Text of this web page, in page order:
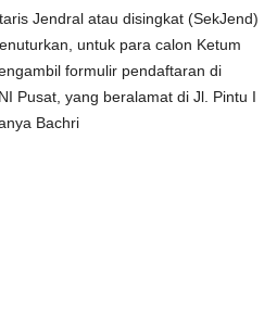
Jendral atau disingkat (SekJend)
untuk para calon Ketum
formulir pendaftaran di
Pusat, yang beralamat di Jl. Pintu I
Bachri